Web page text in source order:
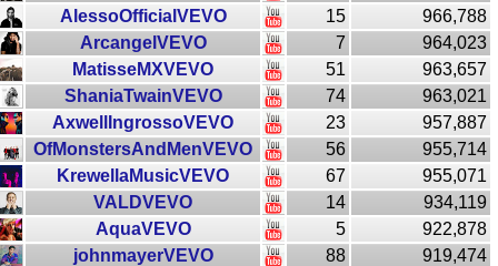
AlessoOfficialVEVO
15
966,788
ArcangelVEVO
7
964,023
MatisseMXVEVO
51
963,657
ShaniaTwainVEVO
74
963,021
AxwellIngrossoVEVO
23
957,887
OfMonstersAndMenVEVO
56
955,714
KrewellaMusicVEVO
67
955,071
VALDVEVO
14
934,119
AquaVEVO
5
922,878
johnmayerVEVO
88
919,474